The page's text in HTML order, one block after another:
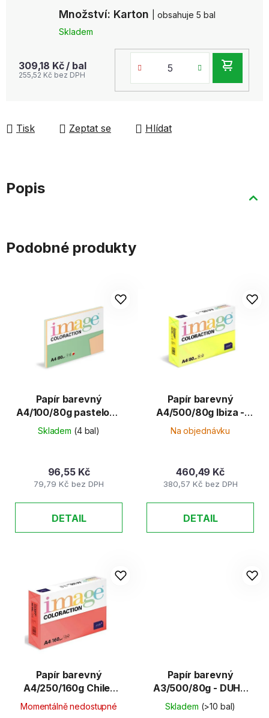
Množství: Karton
| obsahuje 5 bal
Skladem
309,18 Kč / bal
255,52 Kč bez DPH
Tisk Zeptat se Hlídat
Popis
Podobné produkty
Papír barevný
A4/100/80g pastelový
Skladem (4 bal)
79,79 Kč bez DPH
96,55 Kč
DETAIL
Papír barevný
A4/500/80g Ibiza -
reflexní žlutá 22
Na objednávku
380,57 Kč bez DPH
460,49 Kč
DETAIL
Papír barevný
A4/250/160g Chile-
jahodově červená 31
Momentálně nedostupné
Papír barevný
A3/500/80g - DUHA
10 barev/balení
Skladem (>10 bal)